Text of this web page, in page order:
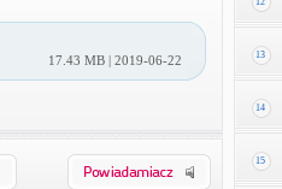
17.43 MB | 2019-06-22 13
14
15